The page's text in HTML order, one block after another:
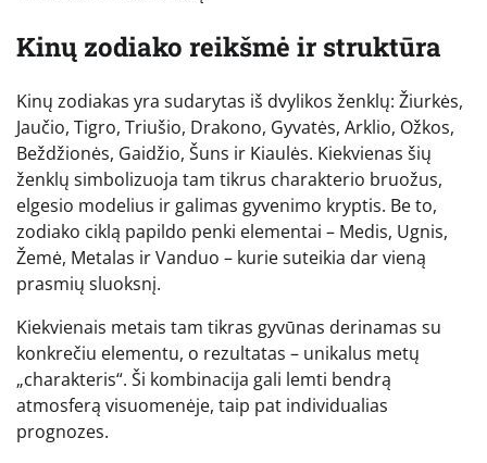
Kinų zodiako reikšmė ir struktūra
Kinų zodiakas yra sudarytas iš dvylikos ženklų: Žiurkės,
Jaučio, Tigro, Triušio, Drakono, Gyvatės, Arklio, Ožkos,
Beždžionės, Gaidžio, Šuns ir Kiaulės. Kiekvienas šių
ženklų simbolizuoja tam tikrus charakterio bruožus,
elgesio modelius ir galimas gyvenimo kryptis. Be to,
zodiako ciklą papildo penki elementai – Medis, Ugnis,
Žemė, Metalas ir Vanduo – kurie suteikia dar vieną
prasmių sluoksnį.
Kiekvienais metais tam tikras gyvūnas derinamas su
konkrečiu elementu, o rezultatas – unikalus metų
„charakteris“. Ši kombinacija gali lemti bendrą
atmosferą visuomenėje, taip pat individualias
prognozes.